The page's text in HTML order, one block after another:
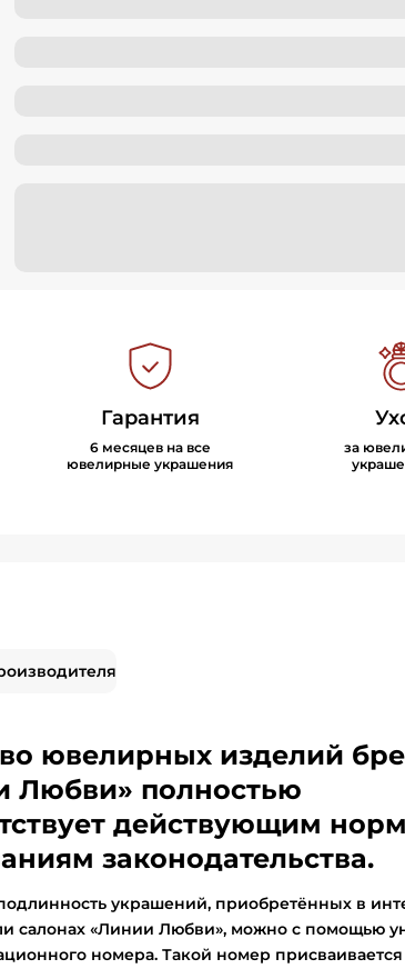
Гарантия
6 месяцев на все
ювелирные украшения
за
ювелирных изделий
Любви» полностью
действующим
законодательства.
украшений, приобретённых в
салонах «Линии Любви», можно с помощью
номера. Такой номер